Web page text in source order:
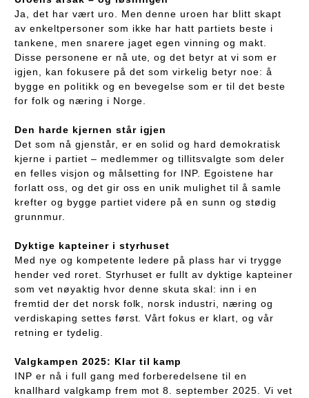
Ja, det har vært uro. Men denne uroen har blitt skapt
av enkeltpersoner som ikke har hatt partiets beste i
tankene, men snarere jaget egen vinning og makt.
Disse personene er nå ute, og det betyr at vi som er
igjen, kan fokusere på det som virkelig betyr noe: å
bygge en politikk og en bevegelse som er til det beste
for folk og næring i Norge.
Den harde kjernen står igjen
Det som nå gjenstår, er en solid og hard demokratisk
kjerne i partiet – medlemmer og tillitsvalgte som deler
en felles visjon og målsetting for INP. Egoistene har
forlatt oss, og det gir oss en unik mulighet til å samle
krefter og bygge partiet videre på en sunn og stødig
grunnmur.
Dyktige kapteiner i styrhuset
Med nye og kompetente ledere på plass har vi trygge
hender ved roret. Styrhuset er fullt av dyktige kapteiner
som vet nøyaktig hvor denne skuta skal: inn i en
fremtid der det norsk folk, norsk industri, næring og
verdiskaping settes først. Vårt fokus er klart, og vår
retning er tydelig.
Valgkampen 2025: Klar til kamp
INP er nå i full gang med forberedelsene til en
knallhard valgkamp frem mot 8. september 2025. Vi vet